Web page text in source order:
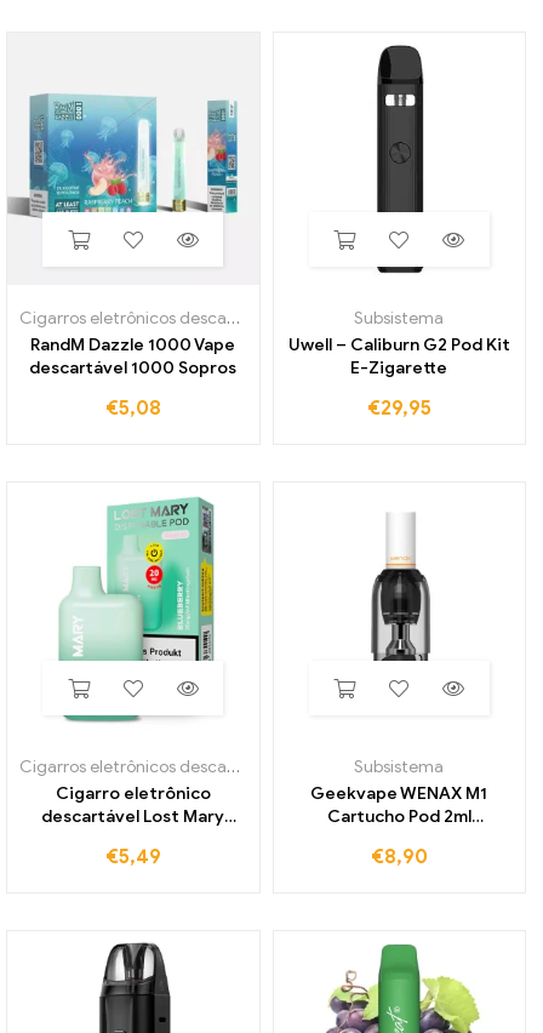
Cigarros eletrônicos descartáveis
RandM Dazzle 1000 Vape
descartável 1000 Sopros
€5,08
Subsistema
Uwell – Caliburn G2 Pod Kit
E-Zigarette
€29,95
Cigarros eletrônicos descartáveis
Perdeu Maria BM600
Cigarro eletrônico
descartável Lost Mary
€5,49
Subsistema
Geekvape WENAX M1
Cartucho Pod 2ml
€8,90